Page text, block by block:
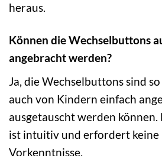
heraus.
Können die Wechselbuttons
angebracht werden?
Ja, die Wechselbuttons sind
auch von Kindern einfach
ausgetauscht werden
ist intuitiv und erfordert keine
Vorkenntnisse.